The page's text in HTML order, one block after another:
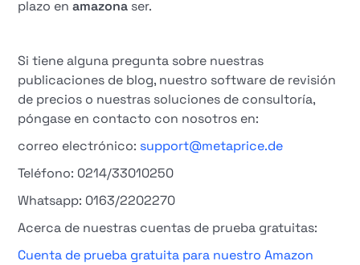
plazo enamazona ser.
Si tiene alguna pregunta sobre nuestras
publicaciones de blog, nuestro software de revisión
de precios o nuestras soluciones de consultoría,
póngase en contacto con nosotros en:
correo electrónico: support@metaprice.de
Teléfono: 0214/33010250
Whatsapp: 0163/2202270
Acerca de nuestras cuentas de prueba gratuitas:
Cuenta de prueba gratuita para nuestro Amazon